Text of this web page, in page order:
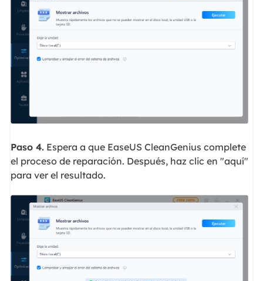
Paso 4.Espera a que EaseUS CleanGenius complete
el proceso de reparación. Después, haz clic en "aquí"
para ver el resultado.